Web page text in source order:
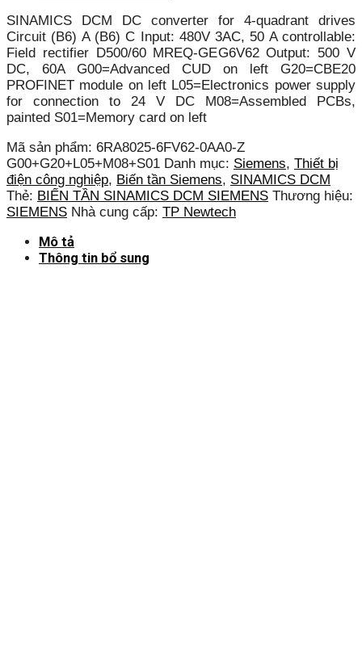
SINAMICS DCM DC converter for 4-quadrant drives
Circuit (B6) A (B6) C Input: 480V 3AC, 50 A controllable:
Field rectifier D500/60 MREQ-GEG6V62 Output: 500 V
DC, 60A G00=Advanced CUD on left G20=CBE20
PROFINET module on left L05=Electronics power supply
for connection to 24 V DC M08=Assembled PCBs,
painted S01=Memory card on left
Mã sản phẩm: 6RA8025-6FV62-0AA0-Z
G00+G20+L05+M08+S01 Danh mục: Siemens, Thiết bị
điện công nghiệp, Biến tần Siemens, SINAMICS DCM
Thẻ: BIẾN TẦN SINAMICS DCM SIEMENS Thương hiệu:
SIEMENS Nhà cung cấp: TP Newtech
Mô tả
Thông tin bổ sung